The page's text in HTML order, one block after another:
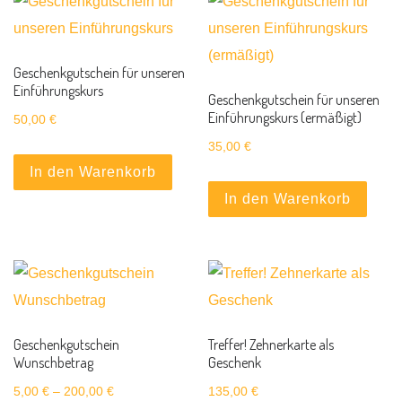
Geschenkgutschein für unseren
Einführungskurs
50,00 €
In den Warenkorb
Geschenkgutschein für unseren
Einführungskurs (ermäßigt)
35,00€
In den Warenkorb
Geschenkgutschein
Wunschbetrag
5,00 € – 200,00 €Preisspanne: 5,00 € bis 200,00 €
Treffer! Zehnerkarte als
Geschenk
135,00€